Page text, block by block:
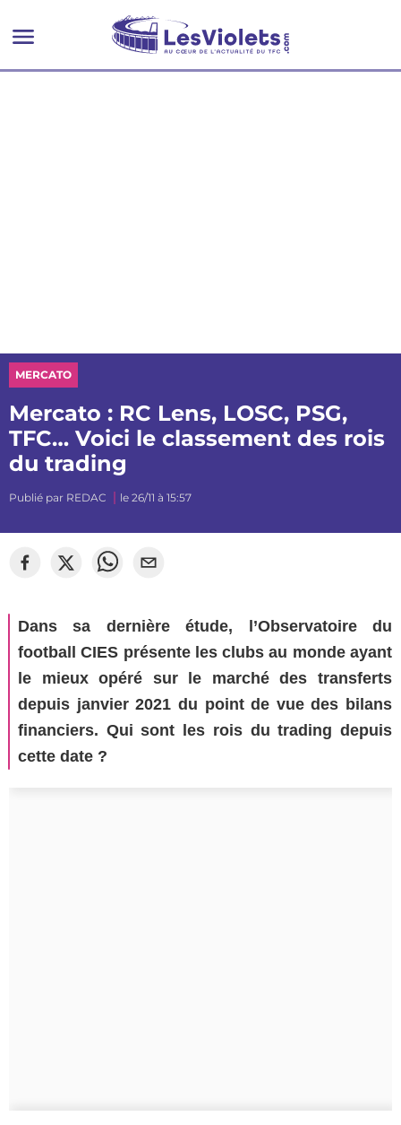
MERCATO
Mercato : RC Lens, LOSC, PSG,
TFC… Voici le classement des rois
du trading
Publié par REDAC le 26/11 à 15:57
Dans sa dernière étude, l’Observatoire du
football CIES présente les clubs au monde ayant
le mieux opéré sur le marché des transferts
depuis janvier 2021 du point de vue des bilans
financiers. Qui sont les rois du trading depuis
cette date ?